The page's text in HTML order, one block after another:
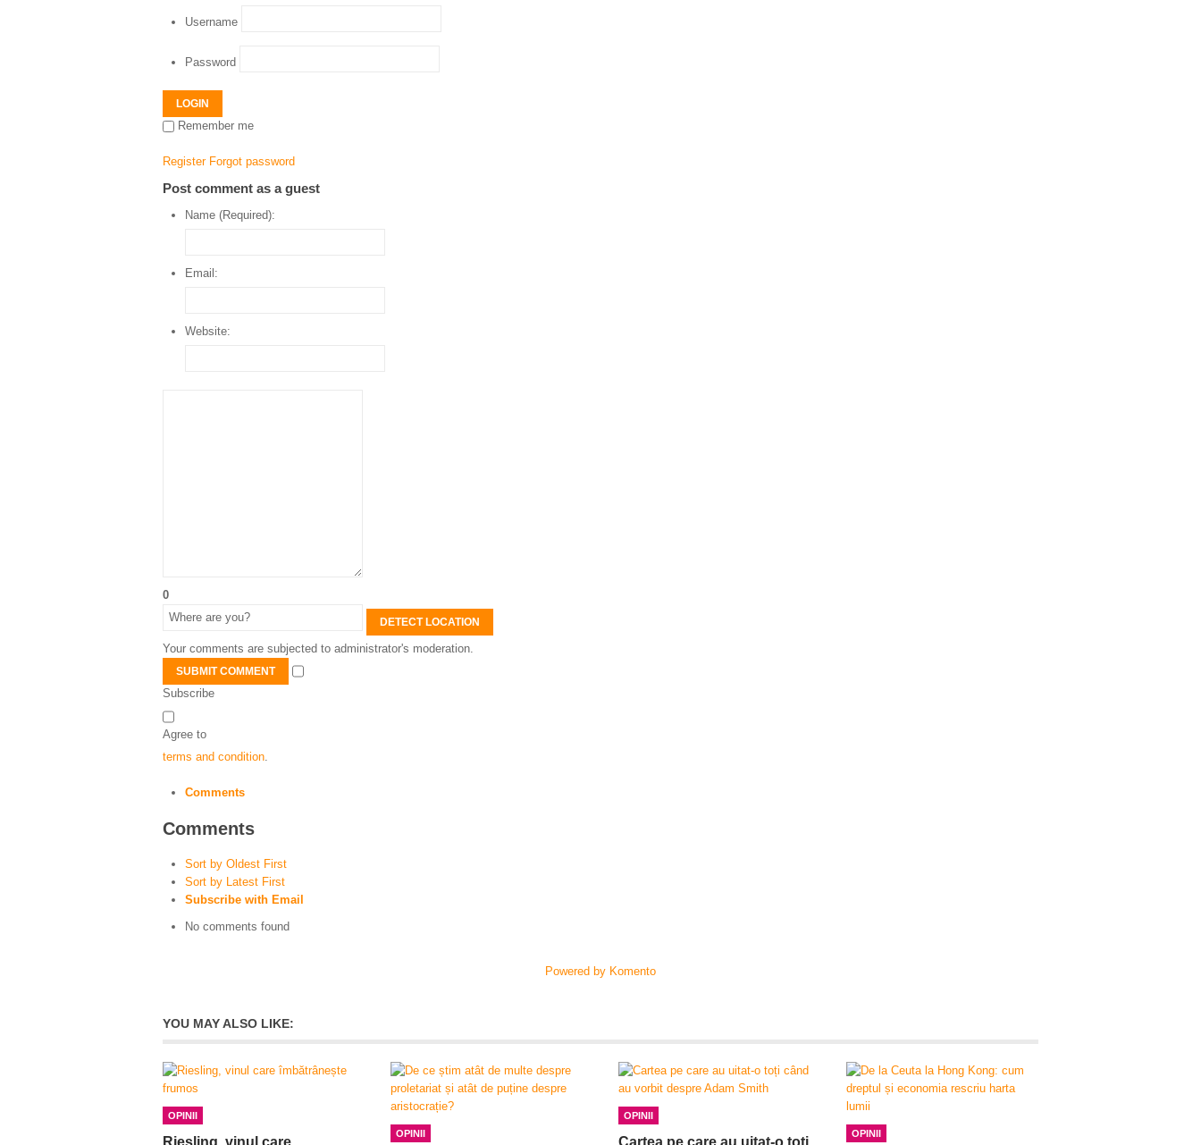
Username
Password
LOGIN
Remember me
Register Forgot password
Post comment as a guest
Name (Required):
Email:
Website:
0
DETECT LOCATION
Your comments are subjected to administrator's moderation.
SUBMIT COMMENT
Subscribe
Agree to
terms and condition
Comments
Comments
Sort by Oldest First
Sort by Latest First
Subscribe with Email
No comments found
Powered by Komento
YOU MAY ALSO LIKE:
OPINII
Riesling, vinul care
OPINII
OPINII
Cartea pe care au uitat-o toți
OPINII